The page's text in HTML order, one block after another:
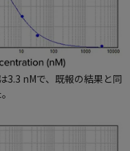
3.3 nMで、既報の結果と同